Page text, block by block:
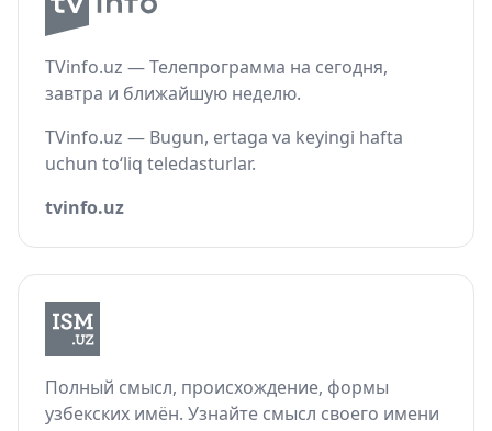
TVinfo.uz — Телепрограмма на сегодня,
завтра и ближайшую неделю.
TVinfo.uz — Bugun, ertaga va keyingi hafta
uchun to‘liq teledasturlar.
tvinfo.uz
Полный смысл, происхождение, формы
узбекских имён. Узнайте смысл своего имени